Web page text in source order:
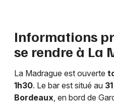
Informations
se rendre à La
La Madrague est ouverte
1h30. Le bar est situé au
Bordeaux, en bord de